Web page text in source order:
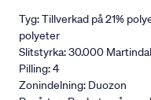
Tyg: Tillverkad på 21%
polyeter
Slitstyrka: 30.000
Pilling: 4
Zonindelning: Duozon